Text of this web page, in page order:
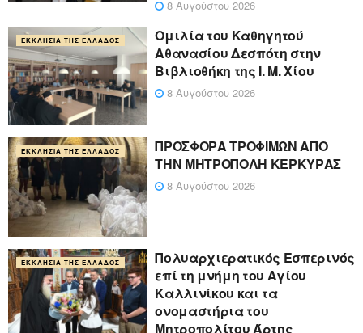
8 Αυγούστου 2026
ΕΚΚΛΗΣΊΑ ΤΗΣ ΕΛΛΆΔΟΣ
Ομιλία του Καθηγητού
Αθανασίου Δεσπότη στην
Βιβλιοθήκη της Ι. Μ. Χίου
8 Αυγούστου 2026
ΕΚΚΛΗΣΊΑ ΤΗΣ ΕΛΛΆΔΟΣ
ΠΡΟΣΦΟΡΑ ΤΡΟΦΙΜΩΝ ΑΠΟ
ΤΗΝ ΜΗΤΡΟΠΟΛΗ ΚΕΡΚΥΡΑΣ
8 Αυγούστου 2026
ΕΚΚΛΗΣΊΑ ΤΗΣ ΕΛΛΆΔΟΣ
Πολυαρχιερατικός Εσπερινός
επί τη μνήμη του Αγίου
Καλλινίκου και τα
ονομαστήρια του
Μητροπολίτου Άρτης